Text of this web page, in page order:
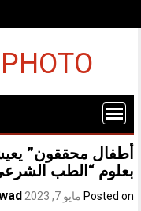
أطفال محققون”
بعلوم “الطب
Posted on مايو 7, 2023